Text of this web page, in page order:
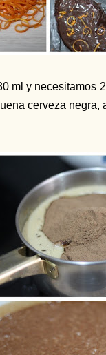
ml y necesitamos
cerveza negra,